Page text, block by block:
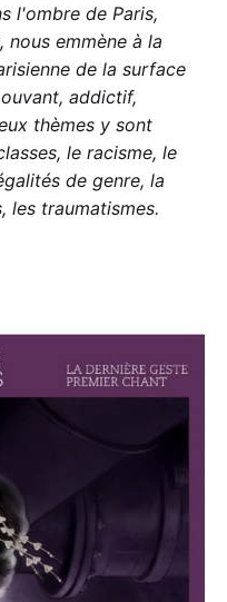
l'ombre de Paris,
emmène à la
de la surface
addictif,
thèmes y sont
le racisme, le
de genre, la
les traumatismes.